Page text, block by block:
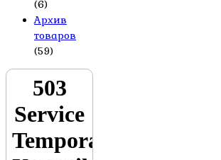
(6)
Архив
товаров
(59)